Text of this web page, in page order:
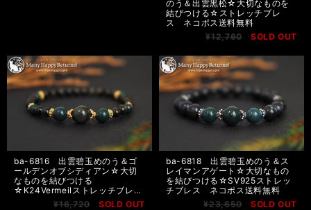
のう＆出雲黒松☆大切なものを
結びつける☆ストレッチブレ
ス ネコポス送料無料
¥12,760
SOLD OUT
ba-6816 出雲碧玉めのう＆ゴ
ールデンオブシディアン☆大切
なものを結びつける
☆K24Vermeilストレッチブレ
ス ネコポス送料無料
¥16,720 SOLD OUT
ba-6818 出雲碧玉めのう＆ス
レイマンアゲート☆大切なもの
を結びつける☆SV925ストレッ
チブレス ネコポス送料無料
¥23,650
SOLD OUT